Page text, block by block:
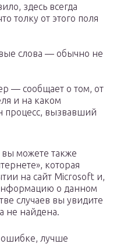
здесь всегда
толку от этого поля
слова — обычно не
— сообщает о том, от
и на каком
процесс, вызвавший
вы можете также
которая
на сайт Microsoft и,
о данном
случаев вы увидите
не найдена.
лучше